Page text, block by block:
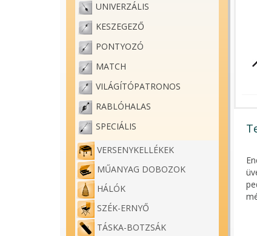
UNIVERZÁLIS
KESZEGEZŐ
PONTYOZÓ
MATCH
VILÁGÍTÓPATRONOS
RABLÓHALAS
SPECIÁLIS
VERSENYKELLÉKEK
MŰANYAG DOBOZOK
HÁLÓK
SZÉK-ERNYŐ
TÁSKA-BOTZSÁK